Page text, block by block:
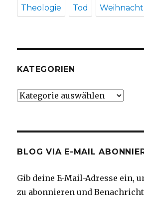
Theologie Tod
KATEGORIEN
Kategorien
BLOG VIA E-MAIL
Gib deine E-Mail-Adresse ein,
zu abonnieren und